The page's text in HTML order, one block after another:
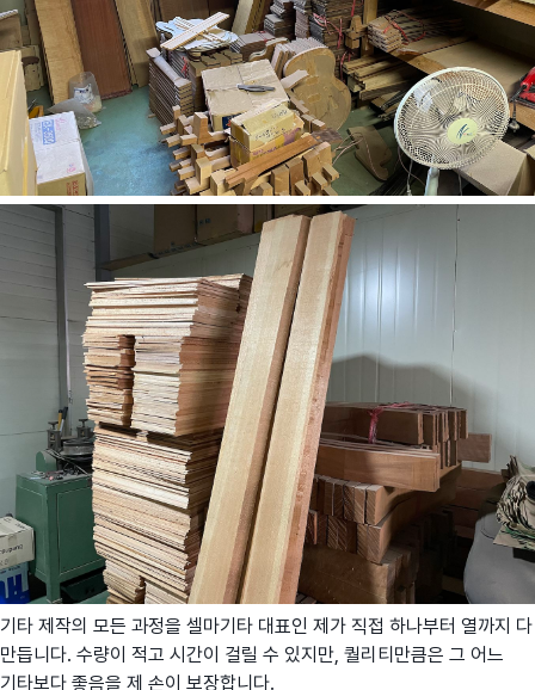
기타 제작의 모든 과정을 셀마기타 대표인 제가 직접 하나부터 열까지 다
만듭니다. 수량이 적고 시간이 걸릴 수 있지만, 퀄리티만큼은 그 어느
기타보다 좋음을 제 손이 보장합니다.